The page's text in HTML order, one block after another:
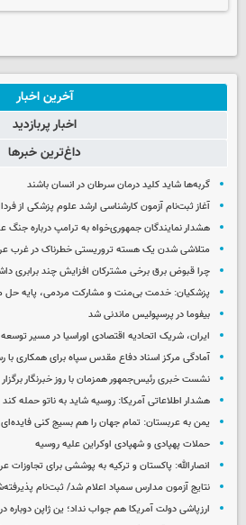
آخرین اخبار
اخبار پربازدید
داغ‌ترین خبرها
گربه‌ها شاید کلید درمان سرطان در انسان باشند
آغاز ثبت‌نام‌ آزمون کارشناسی ارشد علوم پزشکی از فردا
هشدار نمایندگان جمهوری‌خواه به ترامپ درباره جنگ
متلاشی شدن یک هسته تروریستی خطرناک در غرب
چرا قبوض برق برخی مشترکان افزایش چند برابری
پزشکیان: خدمت بی‌منت و مشارکت مردمی، پایه
بیفوما در پرسپولیس ماندنی شد
ایران، شریک اتحادیه اقتصادی اوراسیا در مسیر
آمادگی مرکز اسناد دفاع مقدس سپاه برای همکاری با
نشست خبری رئیس‌جمهور همزمان با روز خبرنگار
هشدار اطلاعاتی آمریکا: روسیه شاید به ناتو حمله کند
یمن به عربستان: تمام جهان را هم بسیج کنی
حملات پهپادی و شهپادی اوکراین علیه روسیه
انصارالله: پاکستان و ترکیه به پوششی برای تجاوزات
نتایج آزمون مدارس سمپاد اعلام شد/ ثبت‌نام پذیرفته‌شدگان
ارزپاشی دولت آمریکا هم جواب نداد؛ ین ژاپن دوباره